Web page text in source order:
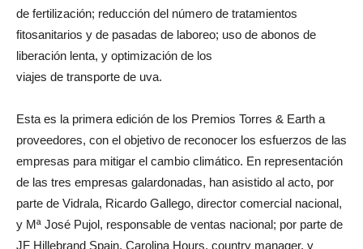
de fertilización; reducción del número de tratamientos
fitosanitarios y de pasadas de laboreo; uso de abonos de
liberación lenta, y optimización de los
viajes de transporte de uva.
Esta es la primera edición de los Premios Torres & Earth a
proveedores, con el objetivo de reconocer los esfuerzos de las
empresas para mitigar el cambio climático. En representación
de las tres empresas galardonadas, han asistido al acto, por
parte de Vidrala, Ricardo Gallego, director comercial nacional,
y Mª José Pujol, responsable de ventas nacional; por parte de
JF Hillebrand Spain, Carolina Hours, country manager, y